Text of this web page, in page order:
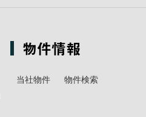
物件情報
当社物件 物件検索